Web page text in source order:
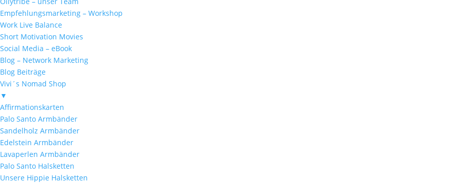
Empfehlungsmarketing – Workshop
Work Live Balance
Short Motivation Movies
Social Media – eBook
Blog – Network Marketing
Blog Beiträge
Vivi´s Nomad Shop
▼
Affirmationskarten
Palo Santo Armbänder
Sandelholz Armbänder
Edelstein Armbänder
Lavaperlen Armbänder
Palo Santo Halsketten
Unsere Hippie Halsketten